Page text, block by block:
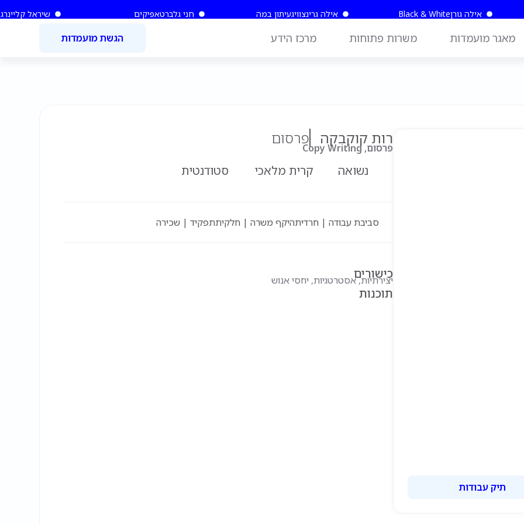
אילה גורןBlack & White אילה גרינצוויגעיתון במה חני גלברטאפיקים שיראל קליינר
מאגר מועמדות משרות פתוחות מרכז הידע הגשת מועמדות
תיק עבודות
רות קוקבקה פרסום
פרסום, Copy Writing
נשואה קרית מלאכי סטודנטית
סביבת עבודה | חרדיתהיקף משרה | חלקיתתפקיד | שכירה
כישורים
יצירתיות, אסטרטגיות, יחסי אנוש
תוכנות